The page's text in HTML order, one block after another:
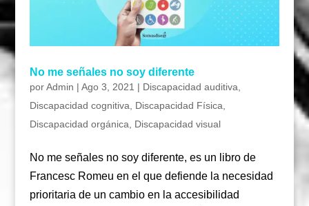
No me señales no soy diferente
porAdmin | Ago 3, 2021 | Discapacidad auditiva
Discapacidad cognitiva
Discapacidad Física
Discapacidad orgánica
Discapacidad visual
No me señales no soy diferente, es un libro de
Francesc Romeu en el que defiende la necesidad
prioritaria de un cambio en la accesibilidad